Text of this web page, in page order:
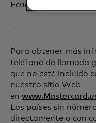
Ecuador
Para obtener más
teléfono de llamada
que no esté incluido
nuestro sitio Web
en
Los países sin
directamente o con